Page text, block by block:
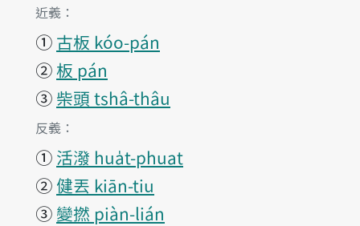
第1項釋義的
近義：
① 古板 kóo-pán
②板 pán
③ 柴頭 tshâ-thâu
第1項釋義的
反義：
① 活潑 hua̍t-phuat
② 健丟 kiān-tiu
③ 變撚 piàn-lián